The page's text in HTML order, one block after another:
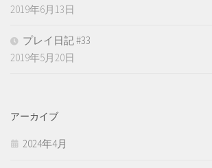
2019年6月13日
プレイ日記 #33
2019年5月20日
アーカイブ
2024年4月